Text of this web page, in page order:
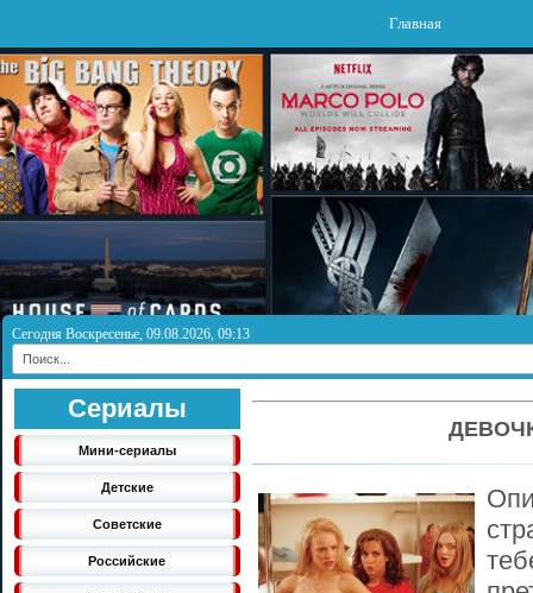
Главная
Сегодня Воскресенье, 09.08.2026, 09:13
Сериалы
Мини-сериалы
Детские
Советские
Российские